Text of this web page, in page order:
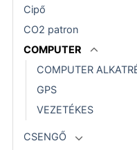
Cipő
CO2 patron
COMPUTER
COMPUTER
GPS
VEZETÉKES
CSENGŐ